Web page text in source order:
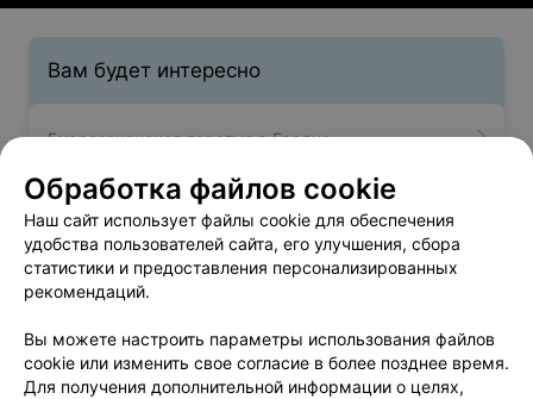
Вам будет интересно
Биорезонансная терапия в Гродно
Торакальная хирургия в Гродно
УЗИ брюшной полости в Гродно
Обработка файлов cookie
Наш сайт использует файлы cookie для обеспечения
удобства пользователей сайта, его улучшения, сбора
статистики и предоставления персонализированных
рекомендаций.
Вы можете настроить параметры использования файлов
cookie или изменить свое согласие в более позднее время.
Для получения дополнительной информации о целях,